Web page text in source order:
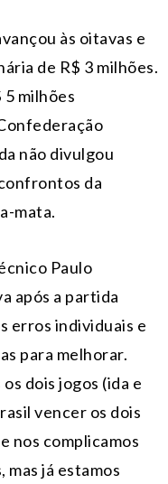
às oitavas e
de R$ 3 milhões.
milhões
não divulgou
da
mata.
Paulo
após a partida
erros individuais e
para melhorar.
dois jogos (ida e
vencer os dois
nos complicamos
mas já estamos